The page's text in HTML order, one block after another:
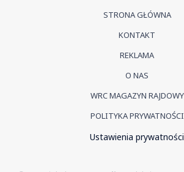
STRONA GŁÓWNA
KONTAKT
REKLAMA
O NAS
WRC MAGAZYN RAJDOWY
POLITYKA PRYWATNOŚCI
Ustawienia prywatności